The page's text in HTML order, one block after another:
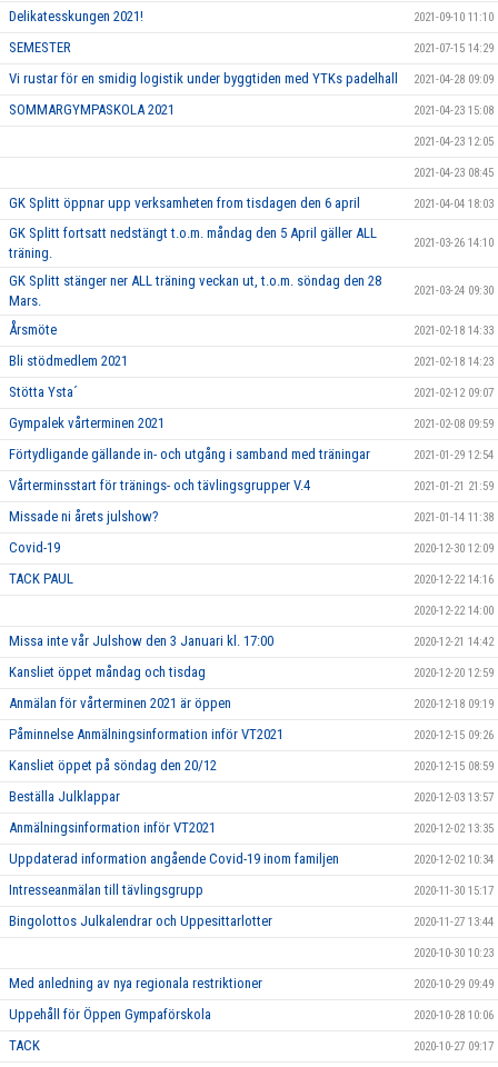
Delikatesskungen 2021! 2021-09-10 11:10
SEMESTER 2021-07-15 14:29
Vi rustar för en smidig logistik under byggtiden med YTKs padelhall 2021-04-28 09:09
SOMMARGYMPASKOLA 2021 2021-04-23 15:08
2021-04-23 12:05
2021-04-23 08:45
GK Splitt öppnar upp verksamheten from tisdagen den 6 april 2021-04-04 18:03
GK Splitt fortsatt nedstängt t.o.m. måndag den 5 April gäller ALL
träning.
2021-03-26 14:10
GK Splitt stänger ner ALL träning veckan ut, t.o.m. söndag den 28
Mars.
2021-03-24 09:30
Årsmöte 2021-02-18 14:33
Bli stödmedlem 2021 2021-02-18 14:23
Stötta Ysta´ 2021-02-12 09:07
Gympalek vårterminen 2021 2021-02-08 09:59
Förtydligande gällande in- och utgång i samband med träningar 2021-01-29 12:54
Vårterminsstart för tränings- och tävlingsgrupper V.4 2021-01-21 21:59
Missade ni årets julshow? 2021-01-14 11:38
Covid-19 2020-12-30 12:09
TACK PAUL 2020-12-22 14:16
2020-12-22 14:00
Missa inte vår Julshow den 3 Januari kl. 17:00 2020-12-21 14:42
Kansliet öppet måndag och tisdag 2020-12-20 12:59
Anmälan för vårterminen 2021 är öppen 2020-12-18 09:19
Påminnelse Anmälningsinformation inför VT2021 2020-12-15 09:26
Kansliet öppet på söndag den 20/12 2020-12-15 08:59
Beställa Julklappar 2020-12-03 13:57
Anmälningsinformation inför VT2021 2020-12-02 13:35
Uppdaterad information angående Covid-19 inom familjen 2020-12-02 10:34
Intresseanmälan till tävlingsgrupp 2020-11-30 15:17
Bingolottos Julkalendrar och Uppesittarlotter 2020-11-27 13:44
2020-10-30 10:23
Med anledning av nya regionala restriktioner 2020-10-29 09:49
Uppehåll för Öppen Gympaförskola 2020-10-28 10:06
TACK 2020-10-27 09:17